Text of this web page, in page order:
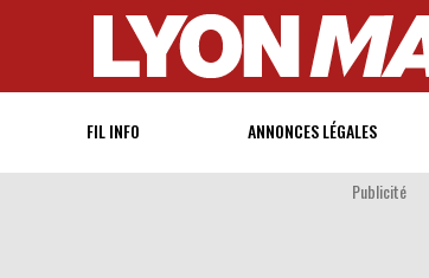
FIL INFO ANNONCES LÉGALES
Publicité